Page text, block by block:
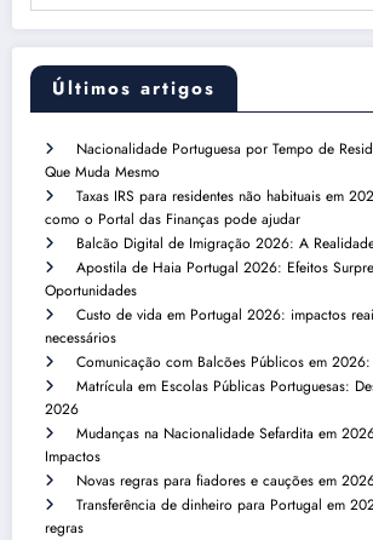
Últimos artigos
Nacionalidade Portuguesa por Tempo de
Que Muda Mesmo
Taxas IRS para residentes não habituais em
como o Portal das Finanças pode ajudar
Balcão Digital de Imigração 2026: A
Apostila de Haia Portugal 2026: Efeitos
Oportunidades
Custo de vida em Portugal 2026: impactos
necessários
Comunicação com Balcões Públicos em 2026:
Matrícula em Escolas Públicas Portuguesas:
2026
Mudanças na Nacionalidade Sefardita em
Impactos
Novas regras para fiadores e cauções em
Transferência de dinheiro para Portugal em
regras